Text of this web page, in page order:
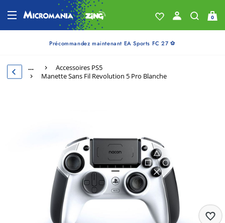
0
Précommandez maintenant EA Sports FC 27 ⚽
…
Accessoires PS5
Manette Sans Fil Revolution 5 Pro Blanche